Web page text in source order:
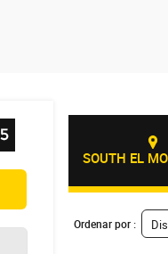
SOUTH EL
Ordenar por :